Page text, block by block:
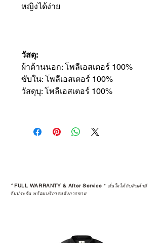
หญิงได้ง่าย
วัสดุ:
ผ้าด้านนอก: โพลีเอสเตอร์ 100%
ซับใน: โพลีเอสเตอร์ 100%
วัสดุบุ: โพลีเอสเตอร์ 100%
*FULL WARRANTY & After Service * มั่นใจได้กับสินค้ามี
รับประกัน พร้อมบริการหลังการขาย